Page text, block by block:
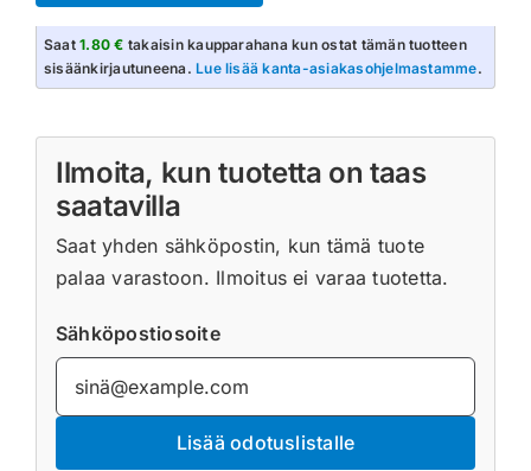
&
White
Bundle
määrä
Saat1.80 € takaisin kaupparahana kun ostat tämän tuotteen
sisäänkirjautuneena.Lue lisää kanta-asiakasohjelmastamme.
Ilmoita, kun tuotetta on taas
saatavilla
Saat yhden sähköpostin, kun tämä tuote
palaa varastoon. Ilmoitus ei varaa tuotetta.
Sähköpostiosoite
Lisää odotuslistalle